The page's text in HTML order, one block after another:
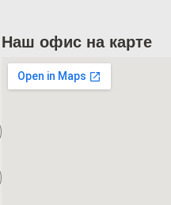
Наш офис на карте